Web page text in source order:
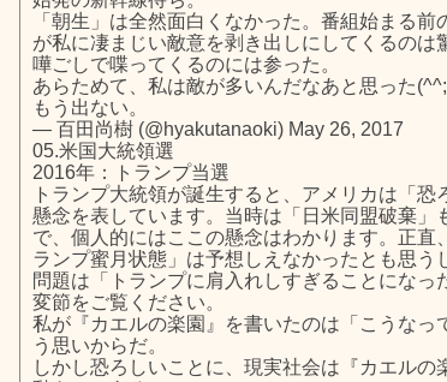
「朝生」は全然面白くなかった。番組始まる
が私に凄まじい敵意を剥き出しにしてくるのは
嘩ごしで喋ってくるのには参った。
あらためて、私は敵が多いんだなあと思った
もう出ない。
— 百田尚樹 (@hyakutanaoki) May 26, 2017
05.米国大統領選
2016年：トランプ当選
トランプ大統領が誕生すると、アメリカは「恐
懸念を表しています。当時は「日米同盟破棄」
で、個人的にはここの懸念はわかります。正直
ランプ蜜月状態」は予想しえなかったとも思う
問題は「トランプに肩入れしすぎることになっ
変節をご覧ください。
私が『カエルの楽園』を書いたのは「こうなっ
う思いからだ。
しかし恐ろしいことに、現実社会は『カエルの